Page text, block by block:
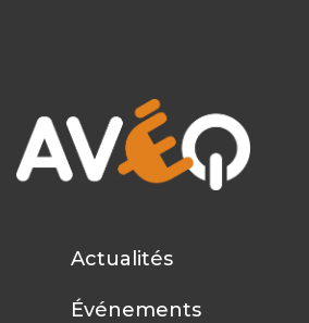
Actualités
Événements